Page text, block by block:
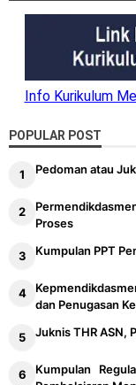
Info Kurikulum
POPULAR POST
Pedoman atau
Proses
Kumpulan PPT
dan Penugasan
Juknis THR ASN,
Kumpulan